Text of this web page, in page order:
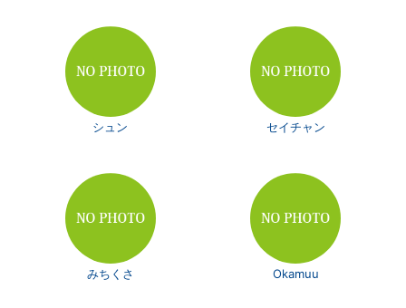
シュン セイチャン
みちくさ Okamuu